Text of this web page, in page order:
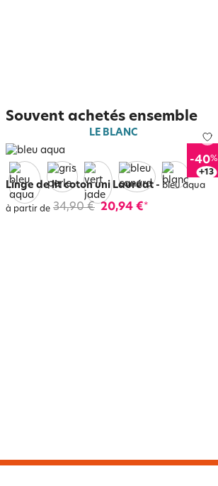
Souvent achetés ensemble
LE BLANC
-40%
+17
Linge de lit coton uni Lauréat- bleu aqua
à partir de 34,90 € 20,94 €*